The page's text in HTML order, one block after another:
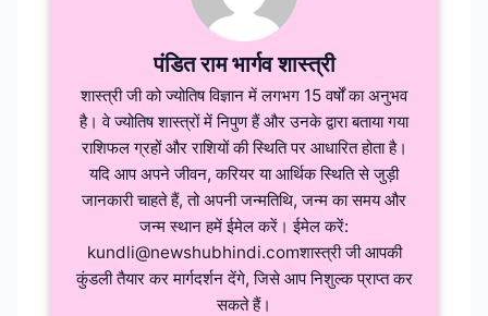
पंडित राम भार्गव शास्त्री
शास्त्री जी को ज्योतिष विज्ञान में लगभग 15 वर्षों का अनुभव
है। वे ज्योतिष शास्त्रों में निपुण हैं और उनके द्वारा बताया गया
राशिफल ग्रहों और राशियों की स्थिति पर आधारित होता है।
यदि आप अपने जीवन, करियर या आर्थिक स्थिति से जुड़ी
जानकारी चाहते हैं, तो अपनी जन्मतिथि, जन्म का समय और
जन्म स्थान हमें ईमेल करें। ईमेल करें:
kundli@newshubhindi.comशास्त्री जी आपकी
कुंडली तैयार कर मार्गदर्शन देंगे, जिसे आप निशुल्क प्राप्त कर
सकते हैं।